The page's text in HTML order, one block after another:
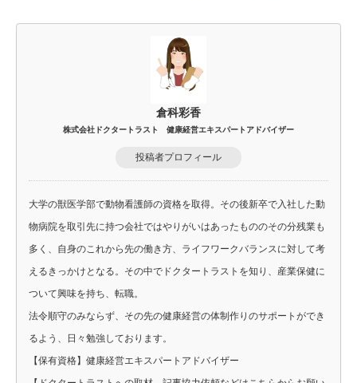
倉科彩香
株式会社ドクタートラスト 健康経営エキスパートアドバイザー
投稿者プロフィール
大学の獣医学部で動物看護師の資格を取得。その後新卒で入社した動
物病院を取引先に持つ会社ではやりがいはあったもののその分残業も
多く、自身のこれから先の働き方、ライフワークバランスに対して考
えるきっかけとなる。その中でドクタートラストを知り、産業保健に
ついて興味を持ち、転職。
法令順守のみならず、その先の健康経営の体制作りのサポートができ
るよう、日々勉強しております。
【保有資格】健康経営エキスパートアドバイザー